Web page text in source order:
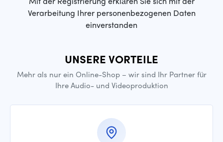
Verarbeitung Ihrer personenbezogenen Daten
einverstanden
UNSERE VORTEILE
Mehr als nur ein Online-Shop – wir sind Ihr Partner für
Ihre Audio- und Videoproduktion